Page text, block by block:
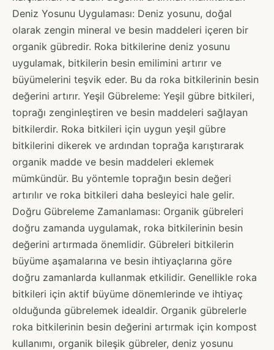
Deniz Yosunu Uygulaması: Deniz yosunu, doğal
olarak zengin mineral ve besin maddeleri içeren bir
organik gübredir. Roka bitkilerine deniz yosunu
uygulamak, bitkilerin besin emilimini artırır ve
büyümelerini teşvik eder. Bu da roka bitkilerinin besin
değerini artırır. Yeşil Gübreleme: Yeşil gübre bitkileri,
toprağı zenginleştiren ve besin maddeleri sağlayan
bitkilerdir. Roka bitkileri için uygun yeşil gübre
bitkilerini dikerek ve ardından toprağa karıştırarak
organik madde ve besin maddeleri eklemek
mümkündür. Bu yöntemle toprağın besin değeri
artırılır ve roka bitkileri daha besleyici hale gelir.
Doğru Gübreleme Zamanlaması: Organik gübreleri
doğru zamanda uygulamak, roka bitkilerinin besin
değerini artırmada önemlidir. Gübreleri bitkilerin
büyüme aşamalarına ve besin ihtiyaçlarına göre
doğru zamanlarda kullanmak etkilidir. Genellikle roka
bitkileri için aktif büyüme dönemlerinde ve ihtiyaç
olduğunda gübrelemek idealdir. Organik gübrelerle
roka bitkilerinin besin değerini artırmak için kompost
kullanımı, organik bileşik gübreler, deniz yosunu